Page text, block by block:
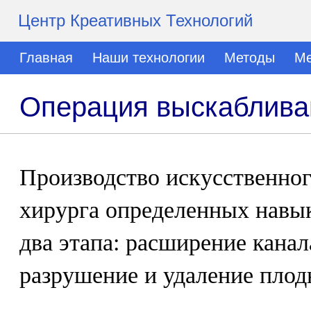
Центр Креативных Технологий
Главная Наши технологии Методы
Операция
Производство
хирурга определенных
два этапа: расширение
разрушение и удаление